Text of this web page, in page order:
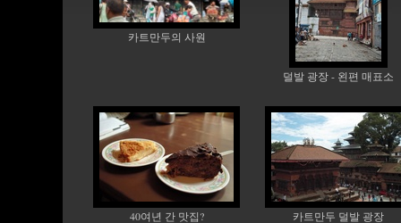
카트만두의 사원
덜발 광장 - 왼편 매표소
40여년 간 맛집? 카트만두 덜발 광장